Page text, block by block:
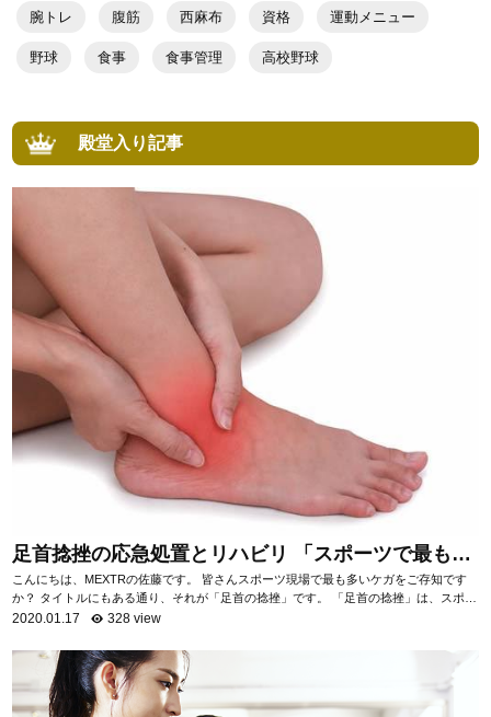
腕トレ 腹筋 西麻布 資格 運動メニュー
野球 食事 食事管理 高校野球
殿堂入り記事
足首捻挫の応急処置とリハビリ 「スポーツで最も多
いケガ」
こんにちは、MEXTRの佐藤です。 皆さんスポーツ現場で最も多いケガをご存知です
か？ タイトルにもある通り、それが「足首の捻挫」です。 「足首の捻挫」は、スポー
ツ現場だけでなく日常生活におい...
2020.01.17 328 view